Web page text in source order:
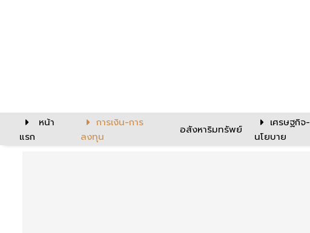
หน้า
แรก
การเงิน-การ
ลงทุน
อสังหาริมทรัพย์
เศรษฐกิจ-
นโยบาย